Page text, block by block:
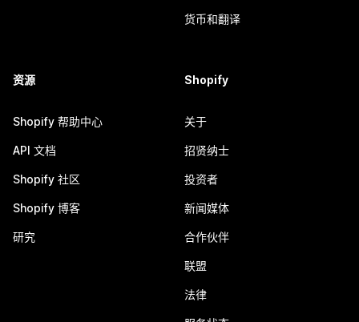
货币和翻译
资源
Shopify 帮助中心
API 文档
Shopify 社区
Shopify 博客
研究
Shopify
关于
招贤纳士
投资者
新闻媒体
合作伙伴
联盟
法律